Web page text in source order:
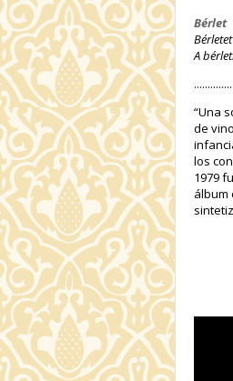
Bérlet
A
“Una
de
los
1979
álbum